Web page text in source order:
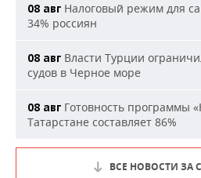
08 авг Налоговый режим для
34% россиян
08 авг Власти Турции
судов в Черное море
08 авг Готовность программы
Татарстане составляет 86%
ВСЕ НОВОСТИ ЗА